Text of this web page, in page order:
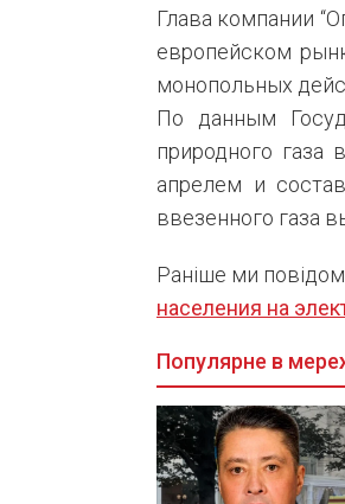
Глава компании
европейском
монопольных
По данным
природного
апрелем и
ввезенного газа
Раніше ми
населения на